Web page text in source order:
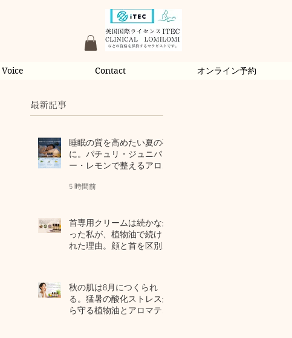
Voice Contact オンライン予約
最新記事
睡眠の質を高めたい夏の夜
に。パチュリ・ジュニパ
ー・レモンで整えるアロマ
5 時間前
首専用クリームは続かなか
った私が、植物油で続けら
れた理由。顔と首を区別し
秋の肌は8月につくられ
る。猛暑の酸化ストレスか
ら守る植物油とアロマテラ